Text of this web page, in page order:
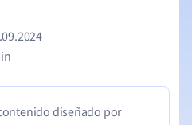
diseñado por